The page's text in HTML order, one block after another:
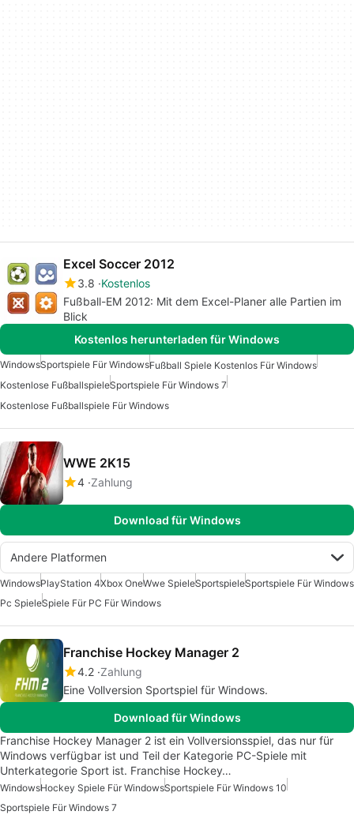
Excel Soccer 2012
3.8 Kostenlos
Fußball-EM 2012: Mit dem Excel-Planer alle Partien im
Blick
Kostenlos herunterladen für Windows
WindowsSportspiele Für WindowsFußball Spiele Kostenlos Für Windows
Kostenlose FußballspieleSportspiele Für Windows 7
Kostenlose Fußballspiele Für Windows
WWE 2K15
4 Zahlung
Download für Windows
Andere Platformen
WindowsPlayStation 4Xbox OneWwe SpieleSportspieleSportspiele Für Windows
Pc SpieleSpiele Für PC Für Windows
Franchise Hockey Manager 2
4.2 Zahlung
Eine Vollversion Sportspiel für Windows.
Download für Windows
Franchise Hockey Manager 2 ist ein Vollversionsspiel, das nur für
Windows verfügbar ist und Teil der Kategorie PC-Spiele mit
Unterkategorie Sport ist. Franchise Hockey…
WindowsHockey Spiele Für WindowsSportspiele Für Windows 10
Sportspiele Für Windows 7